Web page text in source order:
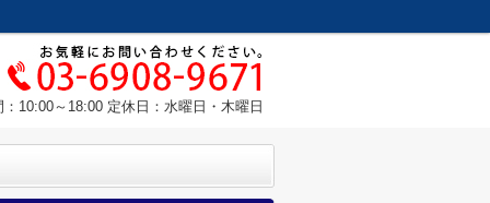
：10:00～18:00 定休日：水曜日・木曜日